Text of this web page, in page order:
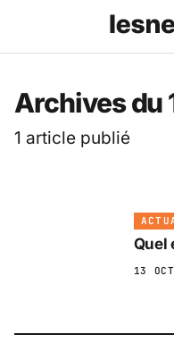
Archives du
1 article publié
Quel
13